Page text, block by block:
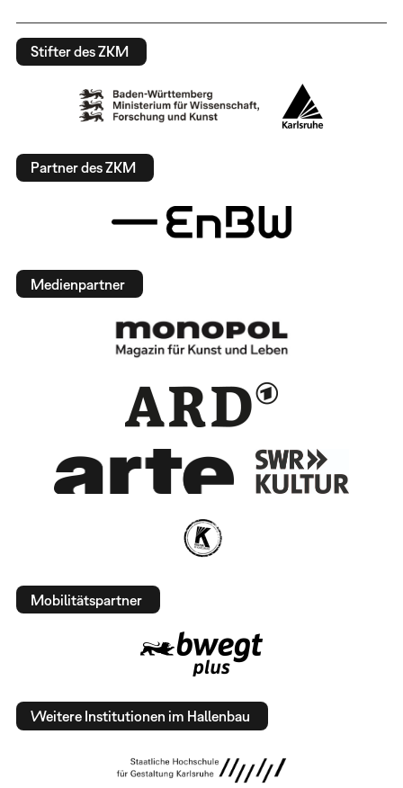
Stifter des ZKM
Partner des ZKM
Medienpartner
Mobilitätspartner
Weitere Institutionen im Hallenbau